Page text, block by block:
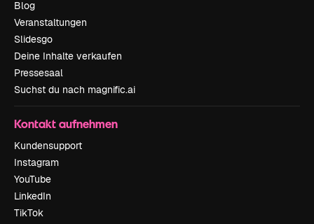
Blog
Veranstaltungen
Slidesgo
Deine Inhalte verkaufen
Pressesaal
Suchst du nach magnific.ai
Kontakt aufnehmen
Kundensupport
Instagram
YouTube
LinkedIn
TikTok